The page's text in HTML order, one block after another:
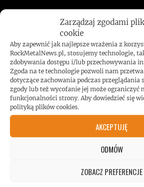
Zarządzaj zgodami
cookie
Aby zapewnić jak najlepsze wrażenia z
RockMetalNews.pl, stosujemy technologie,
zdobywania dostępu i/lub przechowywania
Zgoda na te technologie pozwoli nam
dotyczące zachowania podczas przeglądania
zgody lub też wycofanie jej może ograniczyć
funkcjonalności strony. Aby dowiedzieć się
polityką plików cookies.
AKCEPTUJĘ
ODMÓW
ZOBACZ PREFERENCJE
JESTEŚMY BLISKO
ZESPOŁÓW,
LUDZI
MUZYKĄ, BY
WAM NAJLEPSZE